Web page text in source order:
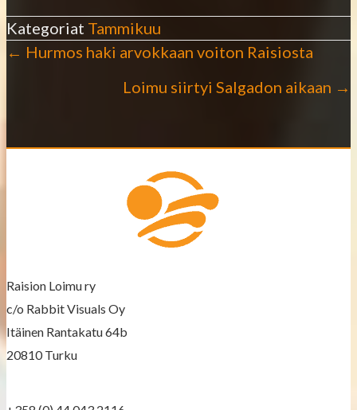
Kategoriat Tammikuu
s
a
v
i
← Hurmos haki arvokkaan voiton Raisiosta
Loimu siirtyi Salgadon aikaan →
Raision Loimu ry
c/o Rabbit Visuals Oy
Itäinen Rantakatu 64b
20810 Turku